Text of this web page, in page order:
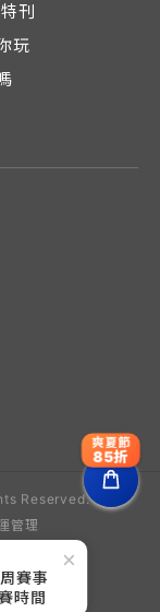
×
賽事
時間
刊
玩
Reserved.
管理
爽夏節
85折